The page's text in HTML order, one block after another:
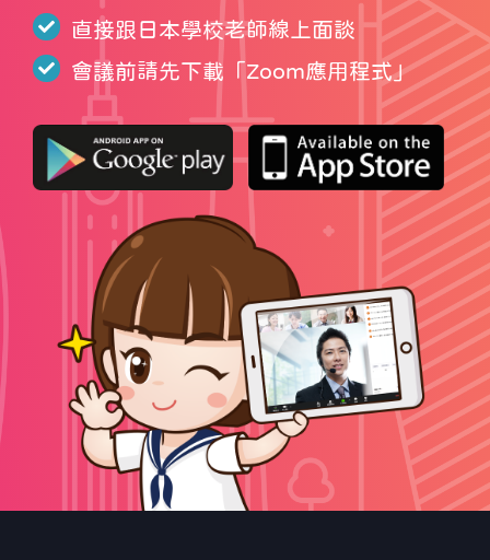
直接跟日本學校老師線上面談
會議前請先下載「 Zoom應用程式」